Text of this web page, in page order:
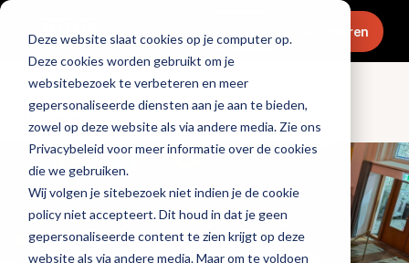
Deze website slaat cookies op je computer op.
Deze cookies worden gebruikt om je
websitebezoek te verbeteren en meer
gepersonaliseerde diensten aan je aan te bieden,
zowel op deze website als via andere media. Zie ons
Privacybeleid voor meer informatie over de cookies
die we gebruiken.
Wij volgen je sitebezoek niet indien je de cookie
policy niet accepteert. Dit houd in dat je geen
gepersonaliseerde content te zien krijgt op deze
website als via andere media. Maar om te voldoen
Menu Abonneren
Dranken